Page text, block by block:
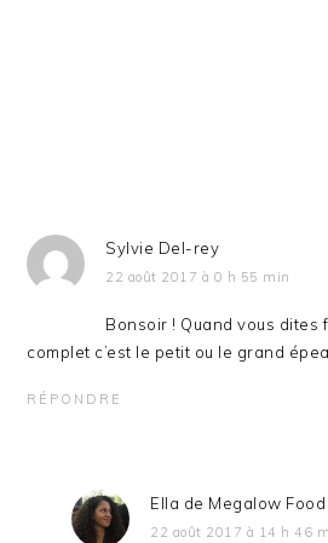
Sylvie Del-rey
22 août 2017 à 0 h 55 min
Bonsoir ! Quand vous dites
complet c’est le petit ou le grand
RÉPONDRE
Ella de Megalow Food
22 août 2017 à 14 h 46